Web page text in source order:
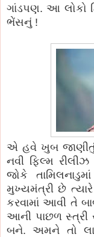
ગાંડપણ. આ લોકો
ભેંસનું !
એ હવે ખુબ
નવી ફિલ્મ
જોકે
મુખ્યમંત્રી છે
કરવામાં આવી તે
આની પાછળ સ્ત્રી
બને. અમને તો